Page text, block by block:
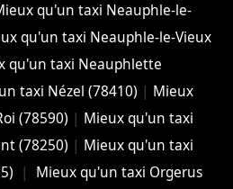
qu'un taxi Neauphle-le-
qu'un taxi Neauphle-le-Vieux
qu'un taxi Neauphlette
taxi Nézel (78410) | Mieux
(78590) | Mieux qu'un taxi
(78250) | Mieux qu'un taxi
|
Mieux qu'un taxi Orgerus